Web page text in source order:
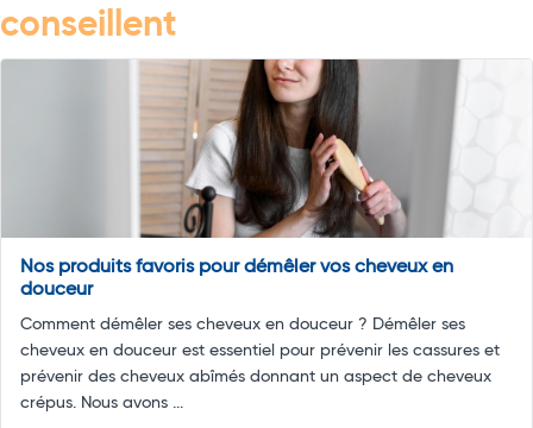
conseillent
Nos produits favoris pour démêler vos cheveux en
douceur
Comment démêler ses cheveux en douceur ? Démêler ses
cheveux en douceur est essentiel pour prévenir les cassures et
prévenir des cheveux abîmés donnant un aspect de cheveux
crépus. Nous avons ...